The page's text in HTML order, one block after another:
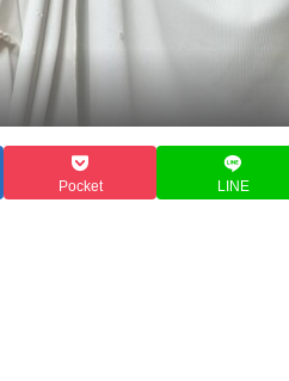
Pocket LINE